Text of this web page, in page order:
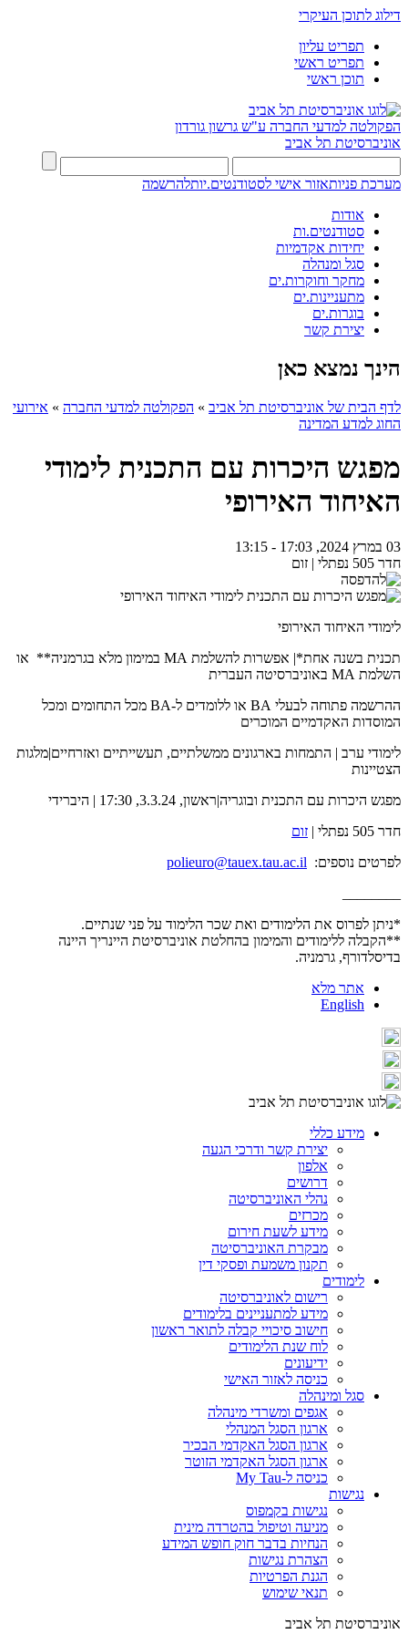
דילוג לתוכן העיקרי
תפריט עליון
תפריט ראשי
תוכן ראשי
הפקולטה למדעי החברה ע"ש גרשון גורדון
אוניברסיטת תל אביב
מערכת פניותאזור אישי לסטודנטים.יותלהרשמה
אודות
סטודנטים.ות
יחידות אקדמיות
סגל ומנהלה
מחקר וחוקרות.ים
מתעניינות.ים
בוגרות.ים
יצירת קשר
הינך נמצא כאן
לדף הבית של אוניברסיטת תל אביב » הפקולטה למדעי החברה » אירועי
החוג למדע המדינה
מפגש היכרות עם התכנית לימודי
האיחוד האירופי
03 במרץ 2024, 17:03 - 13:15
חדר 505 נפתלי | זום
לימודי האיחוד האירופי
תכנית בשנה אחת*| אפשרות להשלמת MA במימון מלא בגרמניה** או
השלמת MA באוניברסיטה העברית
ההרשמה פתוחה לבעלי BA או ללומדים ל-BA מכל התחומים ומכל
המוסדות האקדמיים המוכרים
לימודי ערב | התמחות בארגונים ממשלתיים, תעשייתיים ואזרחיים|מלגות
הצטיינות
מפגש היכרות עם התכנית ובוגריה|ראשון, 3.3.24, 17:30 | היברידי
חדר 505 נפתלי |
זום
לפרטים נוספים: polieuro@tauex.tau.ac.il
*ניתן לפרוס את הלימודים ואת שכר הלימוד על פני שנתיים.
**הקבלה ללימודים והמימון בהחלטת אוניברסיטת היינריך היינה
בדיסלדורף, גרמניה.
אתר מלא
English
מידע כללי
יצירת קשר ודרכי הגעה
אלפון
דרושים
נהלי האוניברסיטה
מכרזים
מידע לשעת חירום
מבקרת האוניברסיטה
תקנון משמעת ופסקי דין
לימודים
רישום לאוניברסיטה
מידע למתעניינים בלימודים
חישוב סיכויי קבלה לתואר ראשון
לוח שנת הלימודים
ידיעונים
כניסה לאזור האישי
סגל ומינהלה
אגפים ומשרדי מינהלה
ארגון הסגל המנהלי
ארגון הסגל האקדמי הבכיר
ארגון הסגל האקדמי הזוטר
כניסה ל-My Tau
נגישות
נגישות בקמפוס
מניעה וטיפול בהטרדה מינית
הנחיות בדבר חוק חופש המידע
הצהרת נגישות
הגנת הפרטיות
תנאי שימוש
אוניברסיטת תל אביב